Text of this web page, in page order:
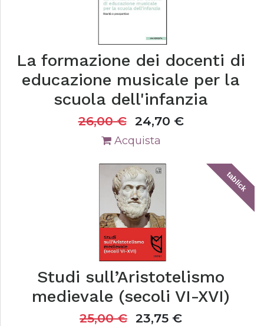
La formazione dei docenti di
educazione musicale per la
scuola dell'infanzia
26,00€ 24,70 €
Acquista
tablick
Studi sull’Aristotelismo
medievale (secoli VI-XVI)
25,00€ 23,75 €